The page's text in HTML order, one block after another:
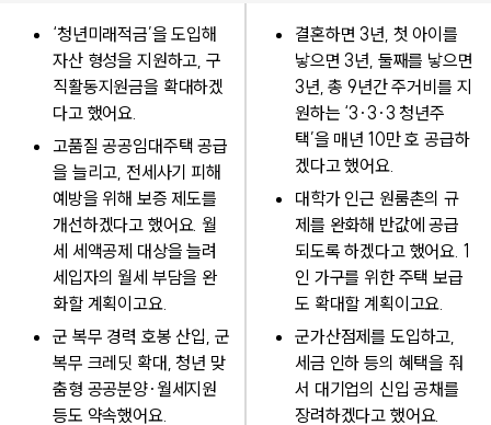
‘청년미래적금’을 도입해
자산 형성을 지원하고, 구
직활동지원금을 확대하겠
다고 했어요.
고품질 공공임대주택 공급
을 늘리고, 전세사기 피해
예방을 위해 보증 제도를
개선하겠다고 했어요. 월
세 세액공제 대상을 늘려
세입자의 월세 부담을 완
화할 계획이고요.
군 복무 경력 호봉 산입, 군
복무 크레딧 확대, 청년 맞
춤형 공공분양·월세지원
등도 약속했어요.
결혼하면 3년, 첫 아이를
낳으면 3년, 둘째를 낳으면
3년, 총 9년간 주거비를 지
원하는 ‘3·3·3 청년주
택’을 매년 10만 호 공급하
겠다고 했어요.
대학가 인근 원룸촌의 규
제를 완화해 반값에 공급
되도록 하겠다고 했어요. 1
인 가구를 위한 주택 보급
도 확대할 계획이고요.
군가산점제를 도입하고,
세금 인하 등의 혜택을 줘
서 대기업의 신입 공채를
장려하겠다고 했어요.